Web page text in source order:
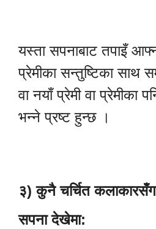
यस्ता सपनाबाट तपाइँ
प्रेमीका सन्तुष्टिका साथ
वा नयाँ प्रेमी वा प्रेमीका
भन्ने प्रष्ट हुन्छ ।
३) कुनै चर्चित
सपना देखेमा: